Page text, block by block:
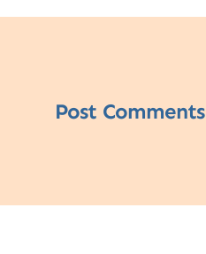
Post Comments